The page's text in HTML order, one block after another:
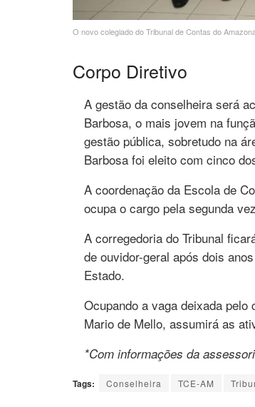
O novo colegiado do Tribunal de Contas do
Corpo Diretivo
A gestão da conselheira será
Barbosa, o mais jovem na
gestão pública, sobretudo na
Barbosa foi eleito com cinco
A coordenação da Escola de
ocupa o cargo pela segunda
A corregedoria do Tribunal
de ouvidor-geral após dois
Estado.
Ocupando a vaga deixada pelo
Mario de Mello, assumirá as
*Com informações da
Tags: Conselheira TCE-AM